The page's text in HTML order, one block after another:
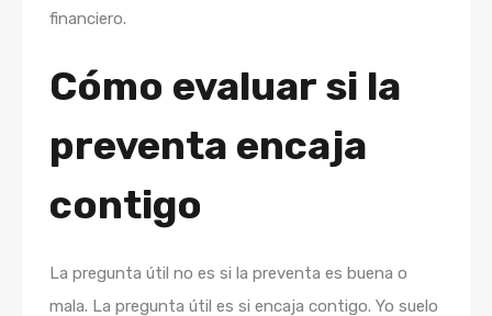
financiero.
Cómo evaluar si la
preventa encaja
contigo
La pregunta útil no es si la preventa es buena o
mala. La pregunta útil es si encaja contigo. Yo suelo